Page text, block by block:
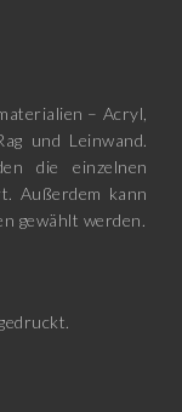
– Acryl,
und Leinwand.
die einzelnen
Außerdem kann
gewählt werden.